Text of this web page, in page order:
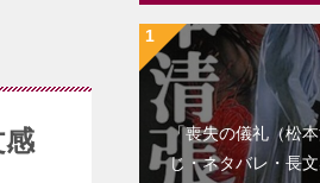
「喪失の儀礼（松
じ・ネタバレ・長